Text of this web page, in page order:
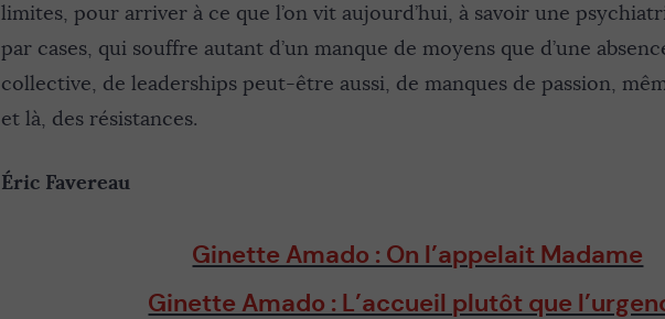
limites, pour arriver à ce que l’on vit aujourd’hui, à savoir une
par cases, qui souffre autant d’un manque de moyens que d’une
collective, de leaderships peut-être aussi, de manques de passion,
et là, des résistances.
Éric Favereau
Ginette Amado : On l’appelait Madame
Ginette Amado : L’accueil plutôt que